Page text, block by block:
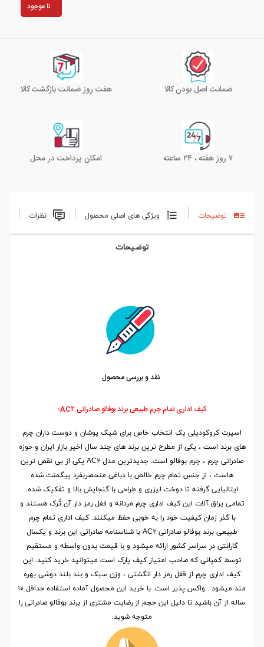
نا موجود
ضمانت اصل بودن کالا هفت روز ضمانت بازگشت کالا
۷ روز هفته ، ۲۴ ساعته امکان پرداخت در محل
توضیحات ویژگی های اصلی محصول نظرات
توضیحات
نقد و بررسی محصول
کیف اداری تمام چرم طبیعی برند بوفالو صادراتی AC۲؛
اسپرت کروکودیلی یک انتخاب خاص برای شیک پوشان و دوست داران چرم
های برند است ، یکی از مطرح ترین برند های چند سال اخیر بازار ایران و حوزه
صادراتی چرم ، چرم بوفالو است. جدیدترین مدل AC۲ یکی از بی نقص ترین
هاست ، از جنس تمام چرم خالص با دباغی منحصربفرد پیگمنت شده
ایتالیایی گرفته تا دوخت لیزری و طراحی با گنجایش بالا و تفکیک شده.
تمامی یراق آلات این کیف اداری چرم مردانه و قفل رمز دار آن تُرک هستند و
با گذر زمان کیفیت خود را به خوبی حفظ میکنند. کیف اداری تمام چرم
طبیعی برند بوفالو صادراتی AC۲ با شناسنامه صادراتی این برند و یکسال
گارانتی در سراسر کشور ارائه میشود و با قیمت بدون واسطه و مستقیم
توسط کمپانی که صاحب امتیاز کیف پارک است میتوانید خرید کنید. این
کیف اداری چرم از قفل رمز دار انگشتی ، وزن سبک و بند بلند دوشی بهره
مند میشود . واکس پذیر است. با خرید این محصول آماده استفاده حداقل ۱۰
ساله از آن باشید تا دلیل این حجم از رضایت مشتری از برند بوفالو صادراتی را
متوجه شوید.